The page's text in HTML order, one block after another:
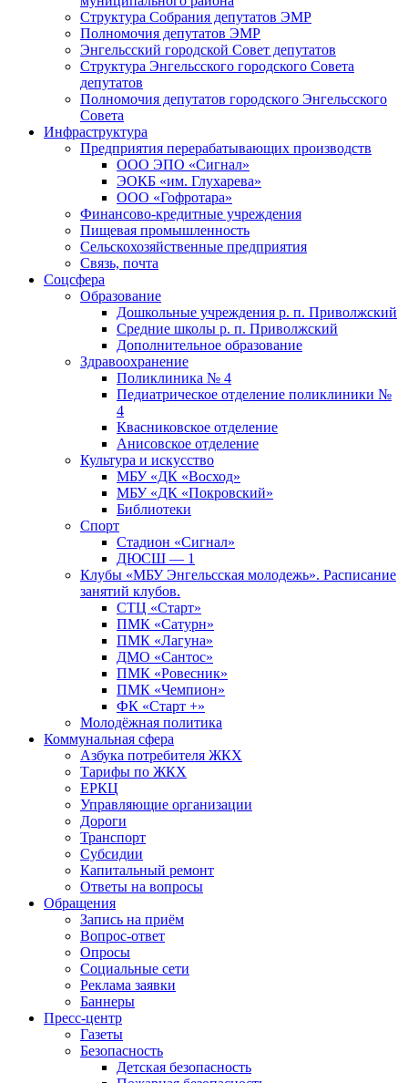
Структура Собрания депутатов ЭМР
Полномочия депутатов ЭМР
Энгельсский городской Совет депутатов
Структура Энгельсского городского Совета
депутатов
Полномочия депутатов городского Энгельсского
Совета
Инфраструктура
Предприятия перерабатывающих производств
ООО ЭПО «Сигнал»
ЭОКБ «им. Глухарева»
ООО «Гофротара»
Финансово-кредитные учреждения
Пищевая промышленность
Сельскохозяйственные предприятия
Связь, почта
Соцсфера
Образование
Дошкольные учреждения р. п. Приволжский
Средние школы р. п. Приволжский
Дополнительное образование
Здравоохранение
Поликлиника № 4
Педиатрическое отделение поликлиники №
4
Квасниковское отделение
Анисовское отделение
Культура и искусство
МБУ «ДК «Восход»
МБУ «ДК «Покровский»
Библиотеки
Спорт
Стадион «Сигнал»
ДЮСШ — 1
Клубы «МБУ Энгельсская молодежь». Расписание
занятий клубов.
СТЦ «Старт»
ПМК «Сатурн»
ПМК «Лагуна»
ДМО «Сантос»
ПМК «Ровесник»
ПМК «Чемпион»
ФК «Старт +»
Молодёжная политика
Коммунальная сфера
Азбука потребителя ЖКХ
Тарифы по ЖКХ
ЕРКЦ
Управляющие организации
Дороги
Транспорт
Субсидии
Капитальный ремонт
Ответы на вопросы
Обращения
Запись на приём
Вопрос-ответ
Опросы
Социальные сети
Реклама заявки
Баннеры
Пресс-центр
Газеты
Безопасность
Детская безопасность